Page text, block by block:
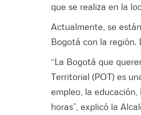
que se realiza en la
Actualmente, se
Bogotá con la región.
“La Bogotá que
Territorial (POT) es
empleo, la
horas”, explicó la